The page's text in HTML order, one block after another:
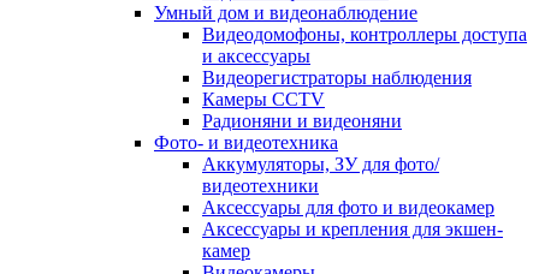
Умный дом и видеонаблюдение
Видеодомофоны, контроллеры доступа
и аксессуары
Видеорегистраторы наблюдения
Камеры CCTV
Радионяни и видеоняни
Фото- и видеотехника
Аккумуляторы, ЗУ для фото/
видеотехники
Аксессуары для фото и видеокамер
Аксессуары и крепления для экшен-
камер